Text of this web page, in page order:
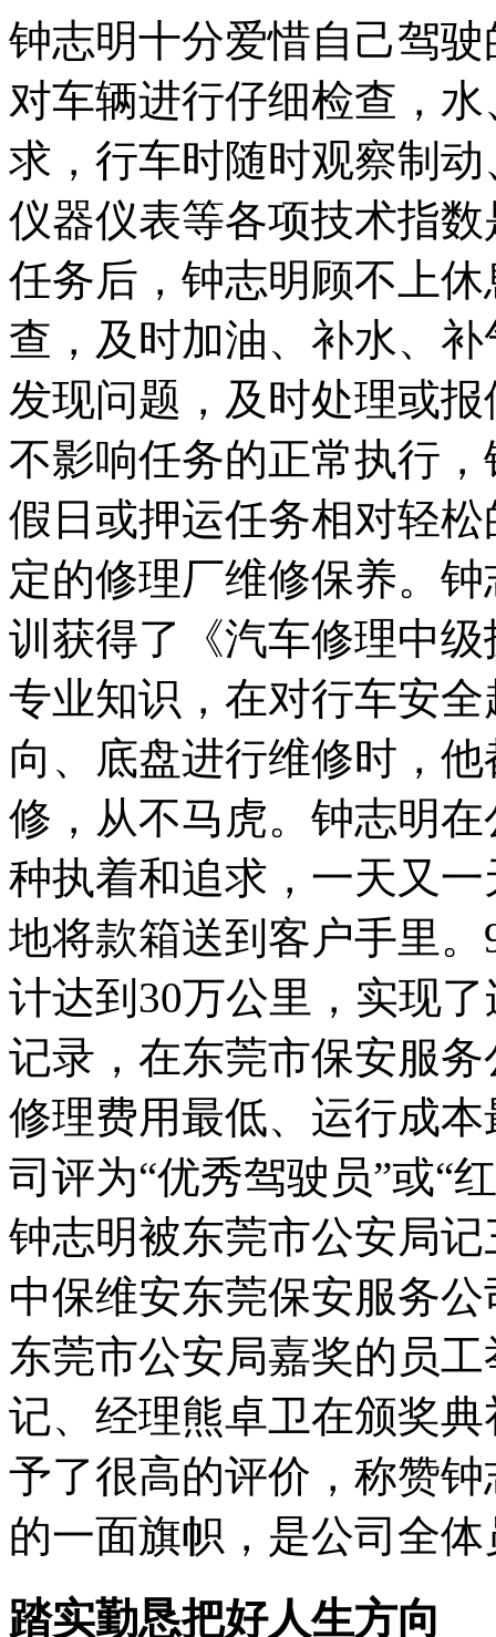
钟志明十分爱惜自己驾
对车辆进行仔细检查，
求，行车时随时观察制
仪器仪表等各项技术指
任务后，钟志明顾不上
查，及时加油、补水、
发现问题，及时处理或
不影响任务的正常执行
假日或押运任务相对轻
定的修理厂维修保养。
训获得了《汽车修理中
专业知识，在对行车安
向、底盘进行维修时，
修，从不马虎。钟志明
种执着和追求，一天又
地将款箱送到客户手里
计达到30万公里，实现
记录，在东莞市保安服
修理费用最低、运行成
司评为“优秀驾驶员”或“
钟志明被东莞市公安局
中保维安东莞保安服务
东莞市公安局嘉奖的员
记、经理熊卓卫在颁奖
予了很高的评价，称赞
的一面旗帜，是公司全
踏实勤恳把好人生方向